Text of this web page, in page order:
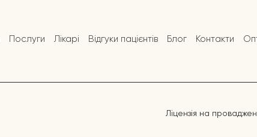
Послуги Лікарі Відгуки пацієнтів Блог Контакти
Ліцензія на